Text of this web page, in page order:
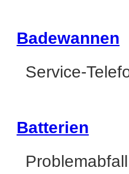
Badewannen
Service-
Batterien